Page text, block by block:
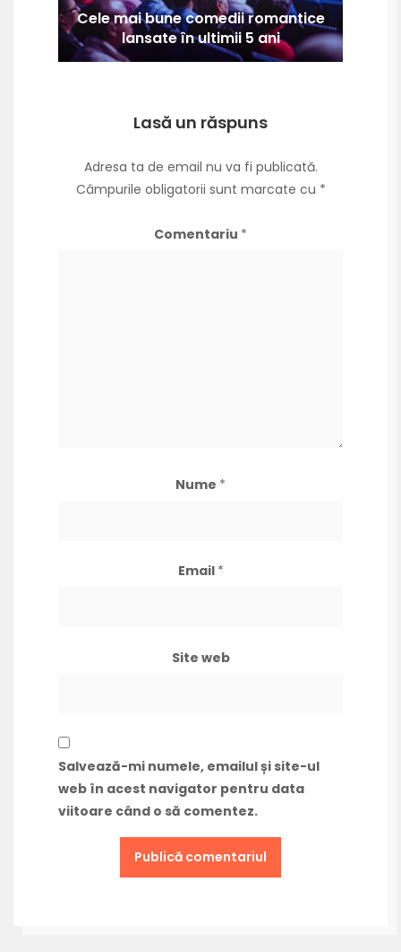
Cele mai bune comedii romantice
lansate în ultimii 5 ani
Lasă un răspuns
Adresa ta de email nu va fi publicată.
Câmpurile obligatorii sunt marcate cu *
Comentariu *
Nume *
Email *
Site web
Salvează-mi numele, emailul și site-ul
web în acest navigator pentru data
viitoare când o să comentez.